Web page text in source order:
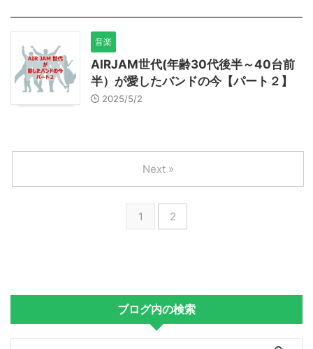
音楽
AIRJAM世代(年齢30代後半～40台前
半）が愛したバンドの今【パート２】
2025/5/2
1 2
Next »
ブログ内の検索